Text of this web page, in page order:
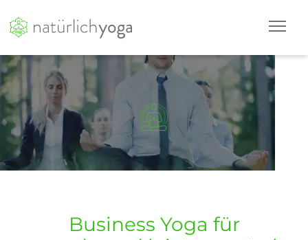
Business Yoga für